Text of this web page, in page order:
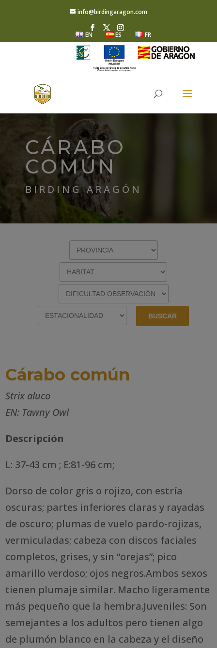
info@birdingaragon.com
EN ES FR
CÁRABO
COMÚN
BIRDING ARAGÓN
Cárabo común
Strix aluco
EN: Tawny Owl
Descripción
L: 37-43 cm ; E:81-96 cm;
Dorso de color gris o rojizo, con estría
oscuras; partes inferiores claras y rayadas
de oscuro; plumas de vuelo pardo-rojizas,
vermiculadas; cabeza con discos faciales
completos, grises, y sin “orejas”; pico
amarillo verdoso; ojos negros.Ambos sexos
tienen plumaje similar. Macho ligeramente
más pequeño que la hembra.Juveniles: Son
semejantes a los adultos pero tienen algo
de plumón blanco en la cabeza y el diseño